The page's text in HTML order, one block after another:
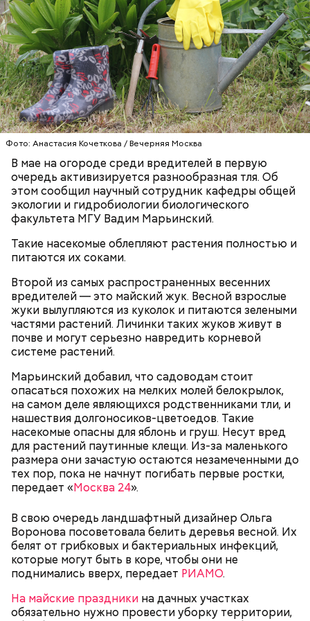
Фото: Анастасия Кочеткова / Вечерняя Москва
В мае на огороде среди вредителей в первую
очередь активизируется разнообразная тля. Об
этом сообщил научный сотрудник кафедры общей
экологии и гидробиологии биологического
факультета МГУ Вадим Марьинский.
Такие насекомые облепляют растения полностью и
питаются их соками.
Второй из самых распространенных весенних
вредителей — это майский жук. Весной взрослые
жуки вылупляются из куколок и питаются зелеными
частями растений. Личинки таких жуков живут в
почве и могут серьезно навредить корневой
системе растений.
Марьинский добавил, что садоводам стоит
опасаться похожих на мелких молей белокрылок,
на самом деле являющихся родственниками тли, и
нашествия долгоносиков-цветоедов. Такие
насекомые опасны для яблонь и груш. Несут вред
для растений паутинные клещи. Из-за маленького
размера они зачастую остаются незамеченными до
тех пор, пока не начнут погибать первые ростки,
передает «Москва 24».
В свою очередь ландшафтный дизайнер Ольга
Воронова посоветовала белить деревья весной. Их
белят от грибковых и бактериальных инфекций,
которые могут быть в коре, чтобы они не
поднимались вверх, передает РИАМО.
На майские праздники на дачных участках
обязательно нужно провести уборку территории,
Однако диетолог предупредила: не для всех дыня
может быть полезна. В первую очередь ее стоит
есть с осторожностью людям:
с сахарным диабетом;
лишним весом.
подчеркнула доктор.
Вовсю идет и сезон черешни. «Вечерняя Москва»
узнала у врача — эндокринолога-диетолога
Натальи Лазуренко,как правильно есть эту ягоду
пользой для здоровья.